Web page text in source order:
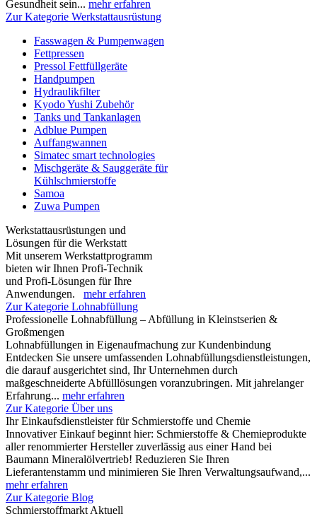
Gesundheit sein... mehr erfahren
Zur Kategorie Werkstattausrüstung
Fasswagen & Pumpenwagen
Fettpressen
Pressol Fettfüllgeräte
Handpumpen
Hydraulikfilter
Kyodo Yushi Zubehör
Tanks und Tankanlagen
Adblue Pumpen
Auffangwannen
Simatec smart technologies
Mischgeräte & Sauggeräte für
Kühlschmierstoffe
Samoa
Zuwa Pumpen
Werkstattausrüstungen und
Lösungen für die Werkstatt
Mit unserem Werkstattprogramm
bieten wir Ihnen Profi-Technik
und Profi-Lösungen für Ihre
Anwendungen. mehr erfahren
Zur Kategorie Lohnabfüllung
Professionelle Lohnabfüllung – Abfüllung in Kleinstserien &
Großmengen
Lohnabfüllungen in Eigenaufmachung zur Kundenbindung
Entdecken Sie unsere umfassenden Lohnabfüllungsdienstleistungen,
die darauf ausgerichtet sind, Ihr Unternehmen durch
maßgeschneiderte Abfülllösungen voranzubringen. Mit jahrelanger
Erfahrung... mehr erfahren
Zur Kategorie Über uns
Ihr Einkaufsdienstleister für Schmierstoffe und Chemie
Innovativer Einkauf beginnt hier: Schmierstoffe & Chemieprodukte
aller renommierter Hersteller zuverlässig aus einer Hand bei
Baumann Mineralölvertrieb! Reduzieren Sie Ihren
Lieferantenstamm und minimieren Sie Ihren Verwaltungsaufwand,...
mehr erfahren
Zur Kategorie Blog
Schmierstoffmarkt Aktuell